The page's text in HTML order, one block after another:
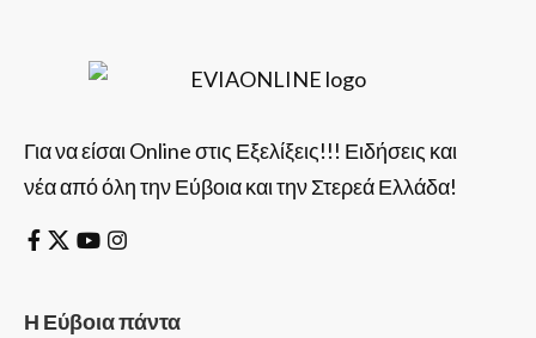
Για να είσαι Online στις Εξελίξεις!!! Ειδήσεις και
νέα από όλη την Εύβοια και την Στερεά Ελλάδα!
Η Εύβοια πάντα